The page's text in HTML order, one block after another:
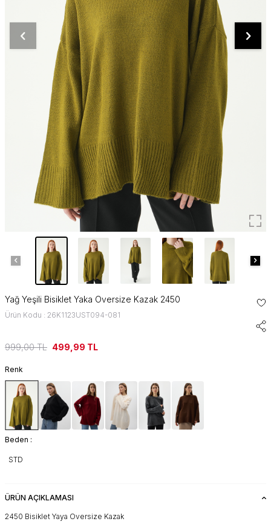
Yağ Yeşili Bisiklet Yaka Oversize Kazak 2450
Ürün Kodu : 26K1123UST094-081
999,00TL 499,99 TL
Renk
Beden :
STD
ÜRÜN AÇIKLAMASI
2450 Bisiklet Yaya Oversize Kazak